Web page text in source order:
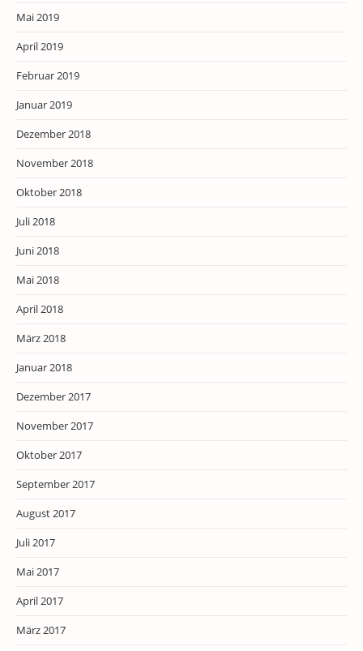
Mai 2019
April 2019
Februar 2019
Januar 2019
Dezember 2018
November 2018
Oktober 2018
Juli 2018
Juni 2018
Mai 2018
April 2018
März 2018
Januar 2018
Dezember 2017
November 2017
Oktober 2017
September 2017
August 2017
Juli 2017
Mai 2017
April 2017
März 2017